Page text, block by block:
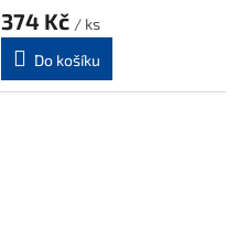
374 Kč / ks
Do košíku